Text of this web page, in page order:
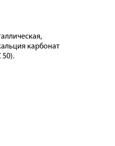
карбонат
50).